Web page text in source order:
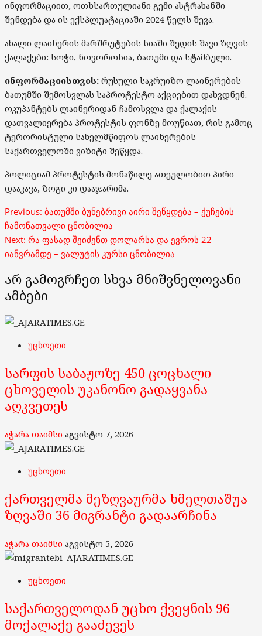
ინფორმაციით, ოთხსართულიანი გემი ასტრახანში
შენდება და ის ექსპლუატაციაში 2024 წელს შევა.
ახალი ლაინერის მარშრუტების სიაში შედის შავი ზღვის
ქალაქები: სოჭი, ნოვოროსია, ბათუმი და სტამბული.
ინფორმაციისთვის: რუსული საკრუიზო ლაინერების
ბათუმში შემოსვლას საპროტესტო აქციებით დახვდნენ.
ოკუპანტებს ლაინერიდან ჩამოსვლა და ქალაქის
დათვალიერება პროტესტის ფონზე მოუწიათ, რის გამოც
ტერორისტული სახელმწიფოს ლაინერების
საქართველოში ვიზიტი შეწყდა.
პოლიციამ პროტესტის მონაწილე ათეულობით პირი
დააკავა, ზოგი კი დააჯარიმა.
Post
navigation
Previous: ბათუმში ბუნებრივი აირი შეწყდება – ქუჩების
ჩამონათვალი ცნობილია
Next: რა ფასად შეიძენთ დოლარსა და ევროს 22
იანვრამდე – ვალუტის კურსი ცნობილია
არ გამოგრჩეთ სხვა მნიშვნელოვანი
ამბები
უცხოეთი
სარფის საბაჟოზე 450 ცოცხალი
ცხოველის უკანონო გადაყვანა
აღკვეთეს
აჭარა თაიმსი აგვისტო 7, 2026
უცხოეთი
ქართველმა მეზღვაურმა ხმელთაშუა
ზღვაში 36 მიგრანტი გადაარჩინა
აჭარა თაიმსი აგვისტო 5, 2026
უცხოეთი
საქართველოდან უცხო ქვეყნის 96
მოქალაქე გააძევეს